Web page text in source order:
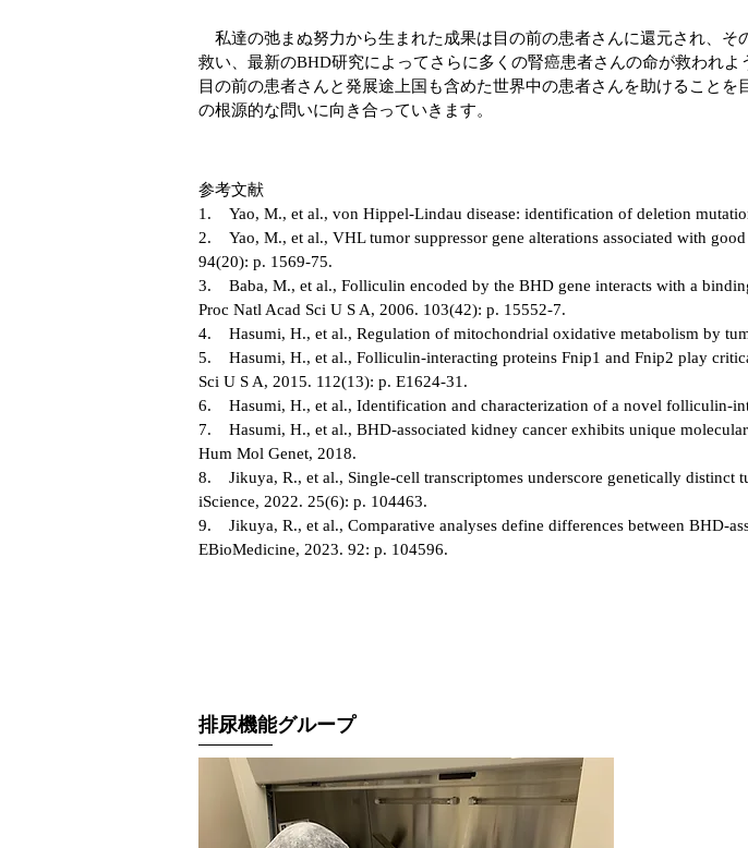
私達の弛まぬ努力から生まれた成果は目の前の患者さんに還元され、
救い、最新のBHD研究によってさらに多くの腎癌患者さんの命が救われ
目の前の患者さんと発展途上国も含めた世界中の患者さんを助けること
の根源的な問いに向き合っていきます。
参考文献
1. Yao, M., et al., von Hippel-Lindau disease: identification of deletion
2. Yao, M., et al., VHL tumor suppressor gene alterations associated with
94(20): p. 1569-75.
3. Baba, M., et al., Folliculin encoded by the BHD gene interacts with a
Proc Natl Acad Sci U S A, 2006. 103(42): p. 15552-7.
4. Hasumi, H., et al., Regulation of mitochondrial oxidative metabolism by
5. Hasumi, H., et al., Folliculin-interacting proteins Fnip1 and Fnip2 play
Sci U S A, 2015. 112(13): p. E1624-31.
6. Hasumi, H., et al., Identification and characterization of a novel folliculin-
7. Hasumi, H., et al., BHD-associated kidney cancer exhibits unique
Hum Mol Genet, 2018.
8. Jikuya, R., et al., Single-cell transcriptomes underscore genetically distinct
iScience, 2022. 25(6): p. 104463.
9. Jikuya, R., et al., Comparative analyses define differences between BHD-
EBioMedicine, 2023. 92: p. 104596.
排尿機能グループ